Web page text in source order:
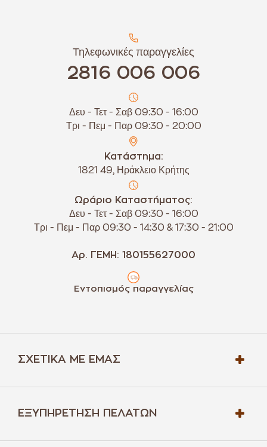
Τηλεφωνικές παραγγελίες
2816 006 006
Δευ - Τετ - Σαβ 09:30 - 16:00
Τρι - Πεμ - Παρ 09:30 - 20:00
Κατάστημα:
1821 49, Ηράκλειο Κρήτης
Ωράριο Καταστήματος:
Δευ - Τετ - Σαβ 09:30 - 16:00
Τρι - Πεμ - Παρ 09:30 - 14:30 & 17:30 - 21:00
Αρ. ΓΕΜΗ: 180155627000
Εντοπισμός παραγγελίας
ΣΧΕΤΙΚΆ ΜΕ ΕΜΆΣ
ΕΞΥΠΗΡΈΤΗΣΗ ΠΕΛΑΤΏΝ